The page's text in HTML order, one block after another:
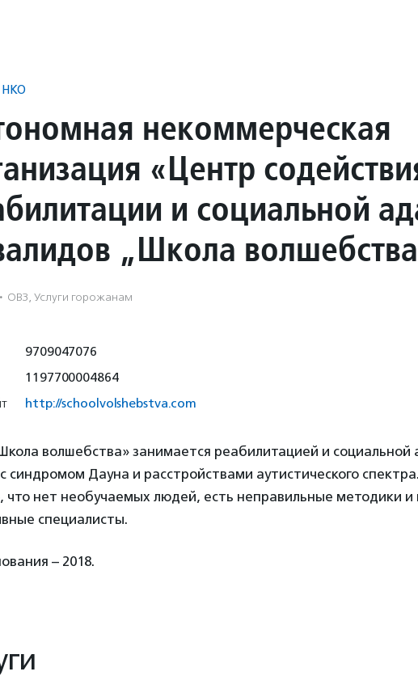
НКО
некоммерческая
«Центр
и социальной
„Школа
· ОВЗ, Услуги горожанам
9709047076
1197700004864
http://schoolvolshebstva.com
волшебства» занимается реабилитацией и социальной
синдромом Дауна и расстройствами аутистического
что нет необучаемых людей, есть неправильные методики и
специалисты.
– 2018.